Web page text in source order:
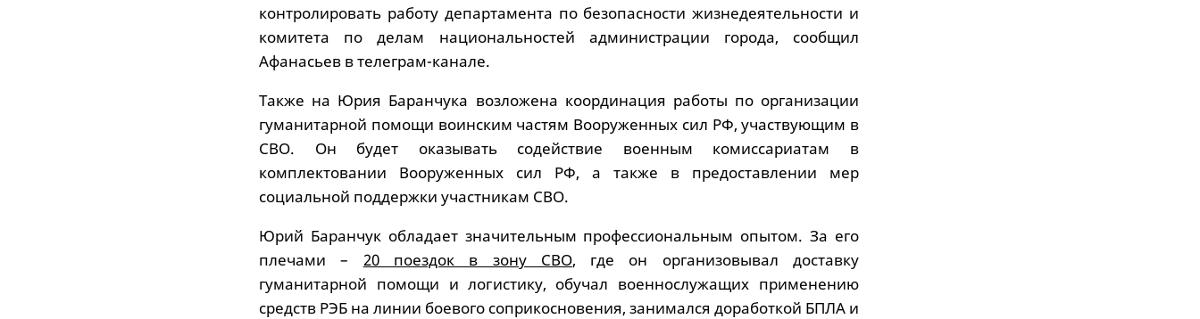
контролировать работу департамента по безопасности жизнедеятельности и
комитета по делам национальностей администрации города, сообщил
Афанасьев в телеграм-канале.
Также на Юрия Баранчука возложена координация работы по организации
гуманитарной помощи воинским частям Вооруженных сил РФ, участвующим в
СВО. Он будет оказывать содействие военным комиссариатам в
комплектовании Вооруженных сил РФ, а также в предоставлении мер
социальной поддержки участникам СВО.
Юрий Баранчук обладает значительным профессиональным опытом. За его
плечами – 20 поездок в зону СВО, где он организовывал доставку
гуманитарной помощи и логистику, обучал военнослужащих применению
средств РЭБ на линии боевого соприкосновения, занимался доработкой БПЛА и